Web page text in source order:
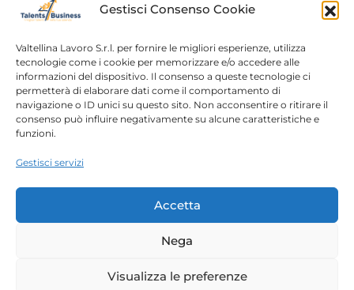
Gestisci Consenso Cookie
Valtellina Lavoro S.r.l. per fornire le migliori esperienze, utilizza
tecnologie come i cookie per memorizzare e/o accedere alle
informazioni del dispositivo. Il consenso a queste tecnologie ci
permetterà di elaborare dati come il comportamento di
navigazione o ID unici su questo sito. Non acconsentire o ritirare il
consenso può influire negativamente su alcune caratteristiche e
funzioni.
Gestisci servizi
Accetta
Nega
Visualizza le preferenze
Home
Login
Chi siamo
Conosciamoci
Contatti
Autorizzazioni
Copyright 2023 – Talents4Business divisione di